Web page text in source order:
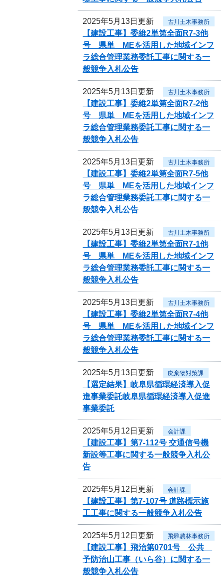
2025年5月13日更新 古川土木事務所
【建設工事】委維2単第全面R7-3他
号 県単 MEを活用した地域インフ
ラ総合管理業務委託工事に関する一
般競争入札公告
2025年5月13日更新 古川土木事務所
【建設工事】委維2単第全面R7-2他
号 県単 MEを活用した地域インフ
ラ総合管理業務委託工事に関する一
般競争入札公告
2025年5月13日更新 古川土木事務所
【建設工事】委維2単第全面R7-5他
号 県単 MEを活用した地域インフ
ラ総合管理業務委託工事に関する一
般競争入札公告
2025年5月13日更新 古川土木事務所
【建設工事】委維2単第全面R7-1他
号 県単 MEを活用した地域インフ
ラ総合管理業務委託工事に関する一
般競争入札公告
2025年5月13日更新 古川土木事務所
【建設工事】委維2単第全面R7-4他
号 県単 MEを活用した地域インフ
ラ総合管理業務委託工事に関する一
般競争入札公告
2025年5月13日更新 廃棄物対策課
【選定結果】岐阜県循環経済導入促
進事業委託岐阜県循環経済導入促進
事業委託
2025年5月12日更新 会計課
【建設工事】第7-112号 交通信号機
新設等工事に関する一般競争入札公
告
2025年5月12日更新 会計課
【建設工事】第7-107号 道路標示施
工工事に関する一般競争入札公告
2025年5月12日更新 飛騨農林事務所
【建設工事】飛治第0701号 公共
予防治山工事（いら谷）に関する一
般競争入札公告